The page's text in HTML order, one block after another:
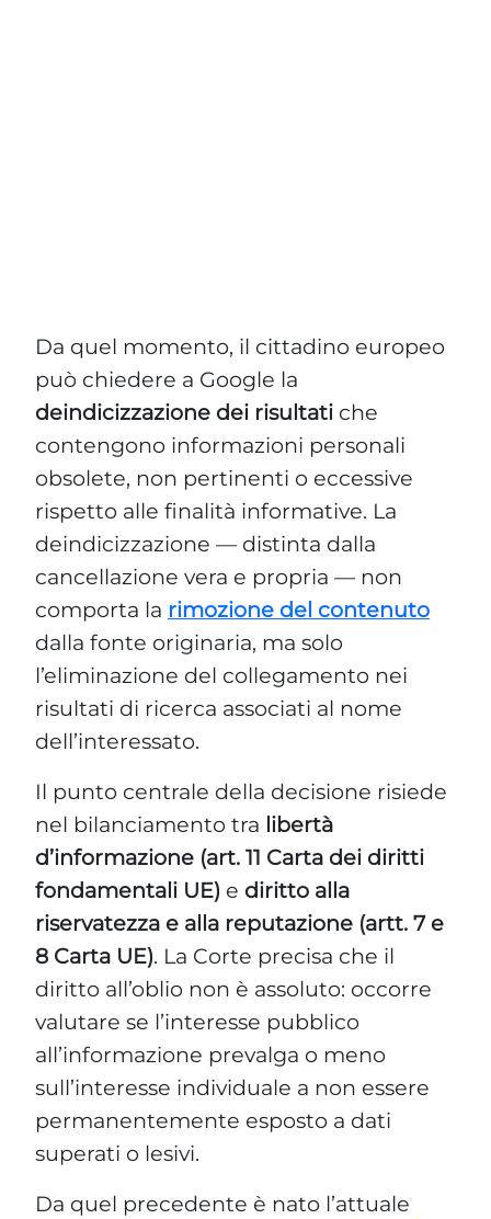
Da quel momento, il cittadino europeo
può chiedere a Google la
deindicizzazione dei risultati che
contengono informazioni personali
obsolete, non pertinenti o eccessive
rispetto alle finalità informative. La
deindicizzazione — distinta dalla
cancellazione vera e propria — non
comporta la rimozione del contenuto
dalla fonte originaria, ma solo
l’eliminazione del collegamento nei
risultati di ricerca associati al nome
dell’interessato.
Il punto centrale della decisione risiede
nel bilanciamento tra libertà
d’informazione (art. 11 Carta dei diritti
fondamentali UE) e diritto alla
riservatezza e alla reputazione (artt. 7 e
8 Carta UE). La Corte precisa che il
diritto all’oblio non è assoluto: occorre
valutare se l’interesse pubblico
all’informazione prevalga o meno
sull’interesse individuale a non essere
permanentemente esposto a dati
superati o lesivi.
Da quel precedente è nato l’attuale